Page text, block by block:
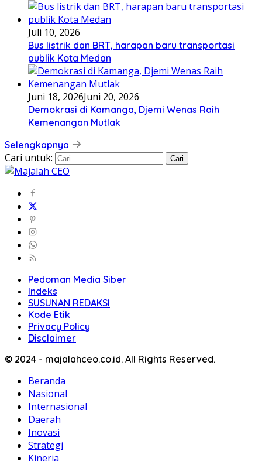
Juli 10, 2026
Bus listrik dan BRT, harapan baru transportasi
publik Kota Medan
Juni 18, 2026Juni 20, 2026
Demokrasi di Kamanga, Djemi Wenas Raih
Kemenangan Mutlak
Selengkapnya
Cari untuk:
Pedoman Media Siber
Indeks
SUSUNAN REDAKSI
Kode Etik
Privacy Policy
Disclaimer
© 2024 - majalahceo.co.id. All Rights Reserved.
Beranda
Nasional
Internasional
Daerah
Inovasi
Strategi
Kinerja